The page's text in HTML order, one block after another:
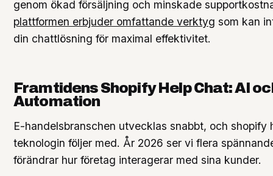
genom ökad försäljning och minskade
plattformen erbjuder omfattande verktyg som kan
din chattlösning för maximal effektivitet.
Framtidens Shopify Help Chat: AI
Automation
E-handelsbranschen utvecklas snabbt, och shopify
teknologin följer med. År 2026 ser vi flera
förändrar hur företag interagerar med sina kunder.